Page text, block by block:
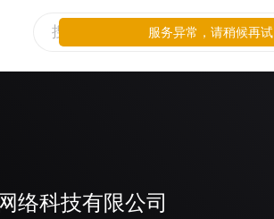
络科技有限公司
服务异常，请稍候再试